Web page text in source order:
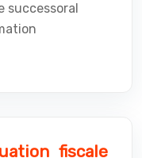
successoral
fiscale